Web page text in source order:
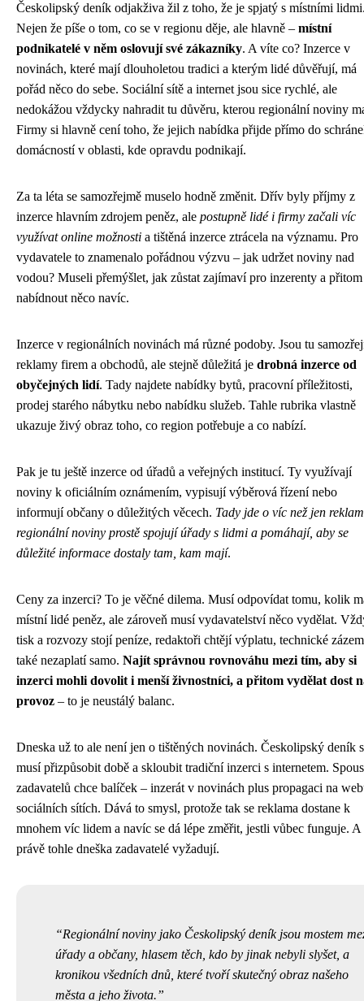
Českolipský deník odjakživa žil z toho, že je spjatý s místními
Nejen že píše o tom, co se v regionu děje, ale hlavně – místní
podnikatelé v něm oslovují své zákazníky. A víte co? Inzerce v
novinách, které mají dlouholetou tradici a kterým lidé důvěřují, má
pořád něco do sebe. Sociální sítě a internet jsou sice rychlé, ale
nedokážou vždycky nahradit tu důvěru, kterou regionální noviny
Firmy si hlavně cení toho, že jejich nabídka přijde přímo do
domácností v oblasti, kde opravdu podnikají.
Za ta léta se samozřejmě muselo hodně změnit. Dřív byly příjmy z
inzerce hlavním zdrojem peněz, ale postupně lidé i firmy začali víc
využívat online možnosti a tištěná inzerce ztrácela na významu. Pro
vydavatele to znamenalo pořádnou výzvu – jak udržet noviny nad
vodou? Museli přemýšlet, jak zůstat zajímaví pro inzerenty a
nabídnout něco navíc.
Inzerce v regionálních novinách má různé podoby. Jsou tu
reklamy firem a obchodů, ale stejně důležitá je drobná inzerce od
obyčejných lidí. Tady najdete nabídky bytů, pracovní příležitosti,
prodej starého nábytku nebo nabídku služeb. Tahle rubrika vlastně
ukazuje živý obraz toho, co region potřebuje a co nabízí.
Pak je tu ještě inzerce od úřadů a veřejných institucí. Ty využívají
noviny k oficiálním oznámením, vypisují výběrová řízení nebo
informují občany o důležitých věcech. Tady jde o víc než jen
regionální noviny prostě spojují úřady s lidmi a pomáhají, aby se
důležité informace dostaly tam, kam mají.
Ceny za inzerci? To je věčné dilema. Musí odpovídat tomu, kolik
místní lidé peněz, ale zároveň musí vydavatelství něco vydělat.
tisk a rozvozy stojí peníze, redaktoři chtějí výplatu, technické
také nezaplatí samo. Najít správnou rovnováhu mezi tím, aby si
inzerci mohli dovolit i menší živnostníci, a přitom vydělat dost
provoz – to je neustálý balanc.
Dneska už to ale není jen o tištěných novinách. Českolipský deník
musí přizpůsobit době a skloubit tradiční inzerci s internetem.
zadavatelů chce balíček – inzerát v novinách plus propagaci na
sociálních sítích. Dává to smysl, protože tak se reklama dostane k
mnohem víc lidem a navíc se dá lépe změřit, jestli vůbec funguje. A
právě tohle dneška zadavatelé vyžadují.
Regionální noviny jako Českolipský deník jsou mostem
úřady a občany, hlasem těch, kdo by jinak nebyli slyšet, a
kronikou všedních dnů, které tvoří skutečný obraz našeho
města a jeho života.